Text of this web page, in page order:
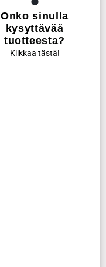
Onko sinulla
kysyttävää
tuotteesta?
Klikkaa tästä!